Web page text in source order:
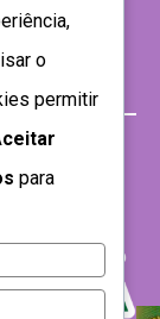
o
permitir
para